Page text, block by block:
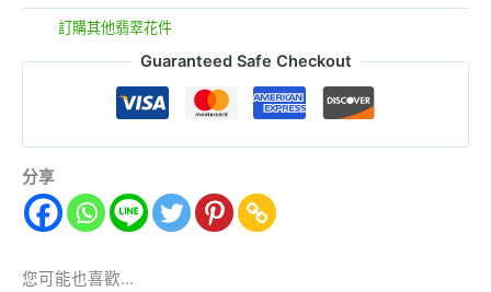
訂購其他翡翠花件
Guaranteed Safe Checkout
分享
您可能也喜歡…